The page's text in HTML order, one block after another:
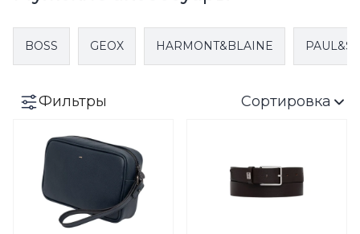
BOSS GEOX HARMONT&BLAINE
Фильтры Сортировка